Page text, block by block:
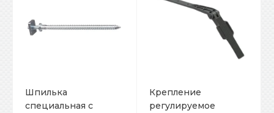
Шпилька
специальная с
Крепление
регулируемое